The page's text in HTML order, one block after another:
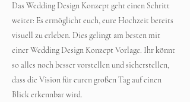
Das Wedding Design Konzept geht einen Schritt
weiter: Es ermöglicht euch, eure Hochzeit bereits
visuell zu erleben. Dies gelingt am besten mit
einer Wedding Design Konzept Vorlage. Ihr könnt
so alles noch besser vorstellen und sicherstellen,
dass die Vision für euren großen Tag auf einen
Blick erkennbar wird.